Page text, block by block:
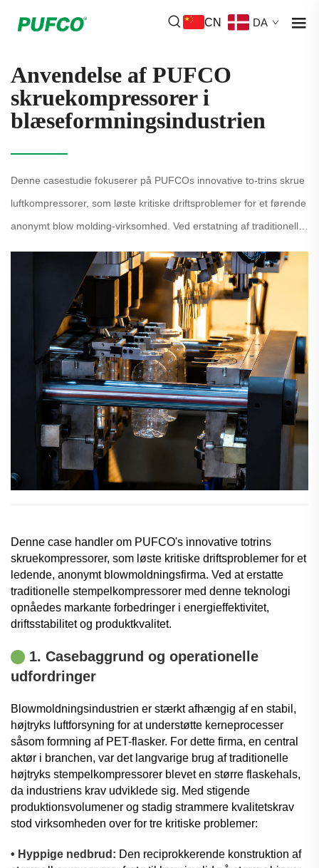
CN DA
Anvendelse af PUFCO
skruekompressorer i
blæseformningsindustrien
Denne casestudie fokuserer på PUFCOs innovative to-trins skrue
luftkompressorer, som løste kritiske driftsproblemer for et førende
anonymt blow molding-virksomhed. Ved erstatning af traditionelle
Denne case handler om PUFCO's innovative totrins
skruekompressorer, som løste kritiske driftsproblemer for et
ledende, anonymt blowmoldningsfirma. Ved at erstatte
traditionelle stempelkompressorer med denne teknologi
opnåedes markante forbedringer i energieffektivitet,
driftsstabilitet og produktkvalitet.
1. Casebaggrund og operationelle
udfordringer
Blowmoldningsindustrien er stærkt afhængig af en stabil,
højtryks luftforsyning for at understøtte kerneprocesser
såsom formning af PET-flasker. For dette firma, en central
aktør i branchen, var det langvarige brug af traditionelle
højtryks stempelkompressorer blevet en større flaskehals,
da industriens krav udviklede sig. Med stigende
produktionsvolumener og stadig strammere kvalitetskrav
stod virksomheden over for tre kritiske problemer:
• Hyppige nedbrud: Den reciprokkerende konstruktion af